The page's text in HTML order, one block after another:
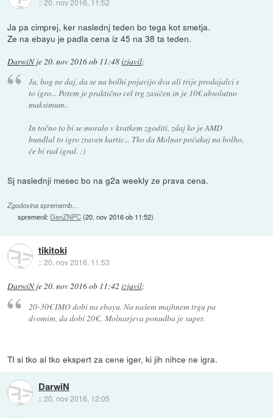
::20. nov 2016, 11:52
Ja pa cimprej, ker naslednj teden bo tega kot smetja.
Ze na ebayu je padla cena iz 45 na 38 ta teden.
DarwiNje20. nov 2016 ob 11:48izjavil:
Ja, bog ne daj, da se na bolhi pojavijo dva ali trije prodajalci s
to igro... Potem je praktično cel trg zasičen in je 10€ absolutno
maksimum..
In točno to bi se moralo v kratkem zgoditi, zdaj ko je AMD
bundlal to igro zraven kartic... Tko da Molnar počakaj na bolho,
če bi rad igral. :)
Sj naslednji mesec bo na g2a weekly ze prava cena.
Zgodovina sprememb…
spremenil:GenZNPC(20. nov 2016 ob 11:52)
tikitoki
::20. nov 2016, 11:53
DarwiNje20. nov 2016 ob 11:42 izjavil:
20-30€ IMO dobi na ebayu. Na našem majhnem trgu pa
dvomim, da dobi 20€.. Molnarjeva ponudba je super.
TI si tko al tko ekspert za cene iger, ki jih nihce ne igra.
DarwiN
::20. nov 2016, 12:05